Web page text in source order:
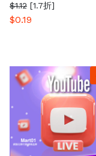
$1.12 [1.7折]
$0.19